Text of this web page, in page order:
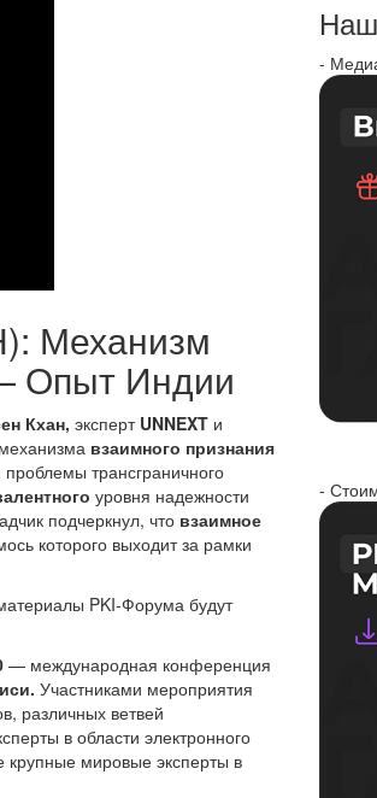
Механизм
Опыт Индии
Кхан, эксперт UNNEXT и
взаимного признания
трансграничного
уровня надежности
подчеркнул, что взаимное
которого выходит за рамки
PKI-Форума будут
— международная конференция
Участниками мероприятия
различных ветвей
в области электронного
крупные мировые эксперты в
-
-